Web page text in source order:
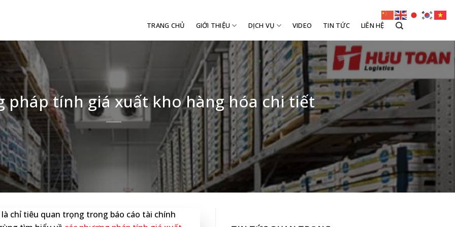
TRANG CHỦ GIỚI THIỆU DỊCH VỤ VIDEO TIN TỨC LIÊN HỆ
pháp tính giá xuất kho hàng hóa chi tiết
chỉ tiêu quan trọng trong báo cáo tài chính